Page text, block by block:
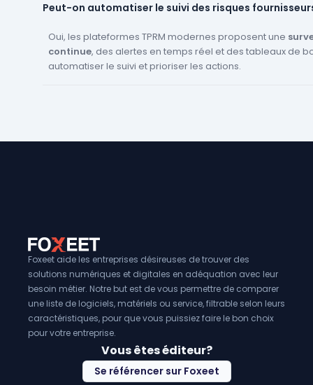
Peut-on automatiser le suivi des risques
Oui, les plateformes TPRM modernes proposent une
continue, des alertes en temps réel et des tableaux de
automatiser le suivi et prioriser les actions.
Foxeet aide les entreprises désireuses de trouver des
solutions numériques et digitales en adéquation avec leur
besoin métier. Notre but est de vous permettre de comparer
une liste de logiciels, matériels ou service, filtrable selon leurs
caractéristiques, pour que vous puissiez faire le bon choix
pour votre entreprise.
Vous êtes éditeur?
Se référencer sur Foxeet